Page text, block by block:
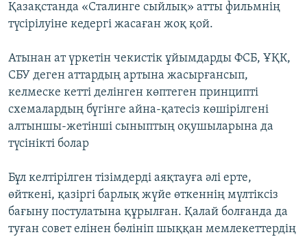
Қазақстанда «Сталинге сыйлық» атты фильмнің
түсірілуіне кедергі жасаған жоқ қой.
Атынан ат үркетін чекистік ұйымдарды ФСБ, ҰҚК,
СБУ деген аттардың артына жасырғансып,
келмеске кетті делінген көптеген принципті
схемалардың бүгінге айна-қатесіз көшірілгені
алтыншы-жетінші сыныптың оқушыларына да
түсінікті болар
Бұл келтірілген тізімдерді аяқтауға әлі ерте,
өйткені, қазіргі барлық жүйе өткеннің мүлтіксіз
бағыну постулатына құрылған. Қалай болғанда да
туған совет елінен бөлініп шыққан мемлекеттердің